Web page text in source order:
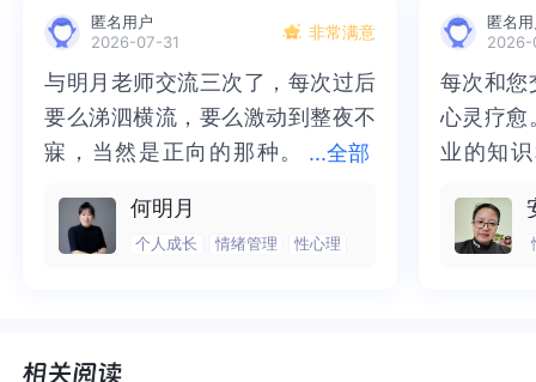
为，最后创造出一系列奇迹。所以，他的心理弹性极强，
有些人焦虑抑郁状况 在治疗过程中并没有多大好转，可能
是因为他们压力应对的心理承受力较小。特别是青春期的
孩子，正处于身心发展和人格塑造的关键时期 他们的自
我意识旺盛，要居家上网课的日子，不管是对学生还是老
师，也更是对家长的一种考验，此刻
的是心理
匿名用户
2026-07-31
非常满意
...全部
与明月老师交流三次了，每次过后
要么涕泗横流，要么激动到整夜不
寐，当然是正向的那种。
来，觉得不必再踽踽独行，也不必
再困于桎梏，更不必觉得这半生所
前行。
与明月老师交流三次了，每次过后
要么涕泗横流，要么激动到整夜不
寐，当然是正向的那种。二十多年
不必再踽踽独行，也不必再困于桎
梏，更不必觉得这半生所积，靡有
行。
何明月
个人成长 情绪管理 性心理
匿名
2026-
每次和您
心灵疗愈
业的知
我喘不
逐渐释
每次和您
心灵疗愈
业的知识
气的情
然。感